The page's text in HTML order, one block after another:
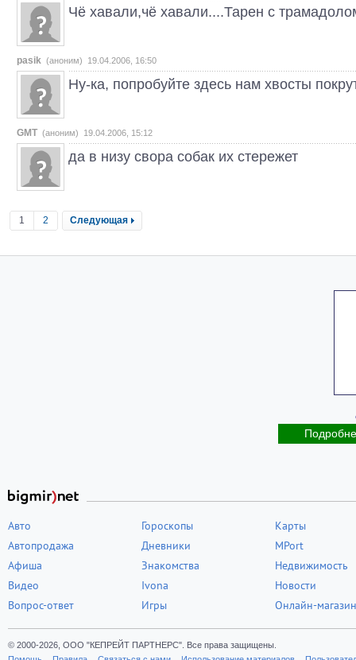
Чё хавали,чё хавали....Тарен с
pasik (аноним) 19.04.2006, 16:50
Ну-ка, попробуйте здесь нам хвосты
GMT (аноним) 19.04.2006, 15:12
да в низу свора собак их стережет
1 2 Следующая
Авто
Автопродажа
Афиша
Видео
Вопрос-ответ
Гороскопы
Дневники
Знакомства
Ivona
Игры
Карты
MPort
Недвижимость
Новости
Онлайн-магазин
© 2000-2026, ООО "КЕПРЕЙТ ПАРТНЕРС". Все права защищены.